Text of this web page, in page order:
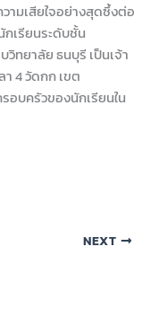
ามเสียใจอย่างสุดซึ้งต่อ
เรียนระดับชั้น
ทยาลัย ธนบุรี เป็นเจ้า
4 วัดกก เขต
อบครัวของนักเรียนใน
NEXT